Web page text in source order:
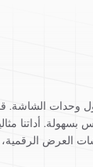
وحدات الشاشة.
أداتنا
الرقمية،